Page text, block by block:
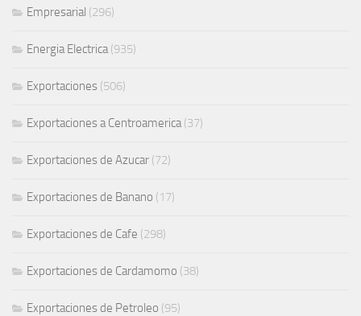
Empresarial (296)
Energia Electrica (935)
Exportaciones (506)
Exportaciones a Centroamerica (37)
Exportaciones de Azucar (72)
Exportaciones de Banano (17)
Exportaciones de Cafe (298)
Exportaciones de Cardamomo (38)
Exportaciones de Petroleo (95)